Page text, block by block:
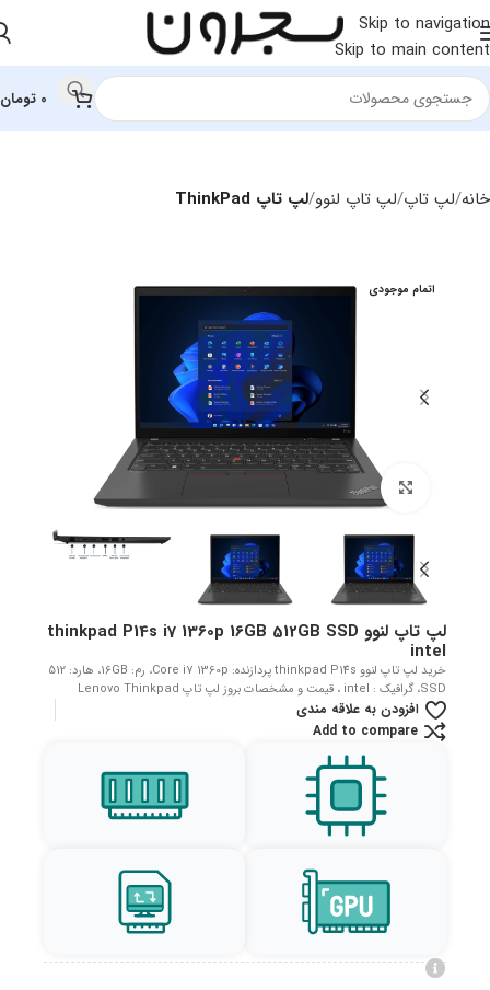
Skip to navigation
Skip to main content
0 تومان
خانه لپ تاپ لپ‌ تاپ لنوو لپ تاپ ThinkPad
اتمام موجودی
بزرگنمایی تصویر
لپ تاپ لنوو thinkpad P14s i7 1360p 16GB 512GB SSD
intel
خرید لپ تاپ لنوو thinkpad P14s پردازنده: Core i7 1360p، رم: 16GB، هارد: 512
SSD، گرافیک : intel ، قیمت و مشخصات بروز لپ تاپ Lenovo Thinkpad
افزودن به علاقه مندی
Add to compare